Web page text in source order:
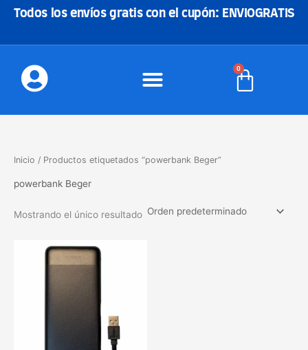
Todos los envíos gratis con el cupón: ENVIOGRATIS
0
Carrito
Inicio / Productos etiquetados “powerbank Beger”
powerbank Beger
Mostrando el único resultado